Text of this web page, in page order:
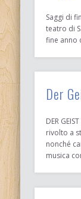
Saggi di
teatro di
fine anno
Der
DER
rivolto a
nonché
musica